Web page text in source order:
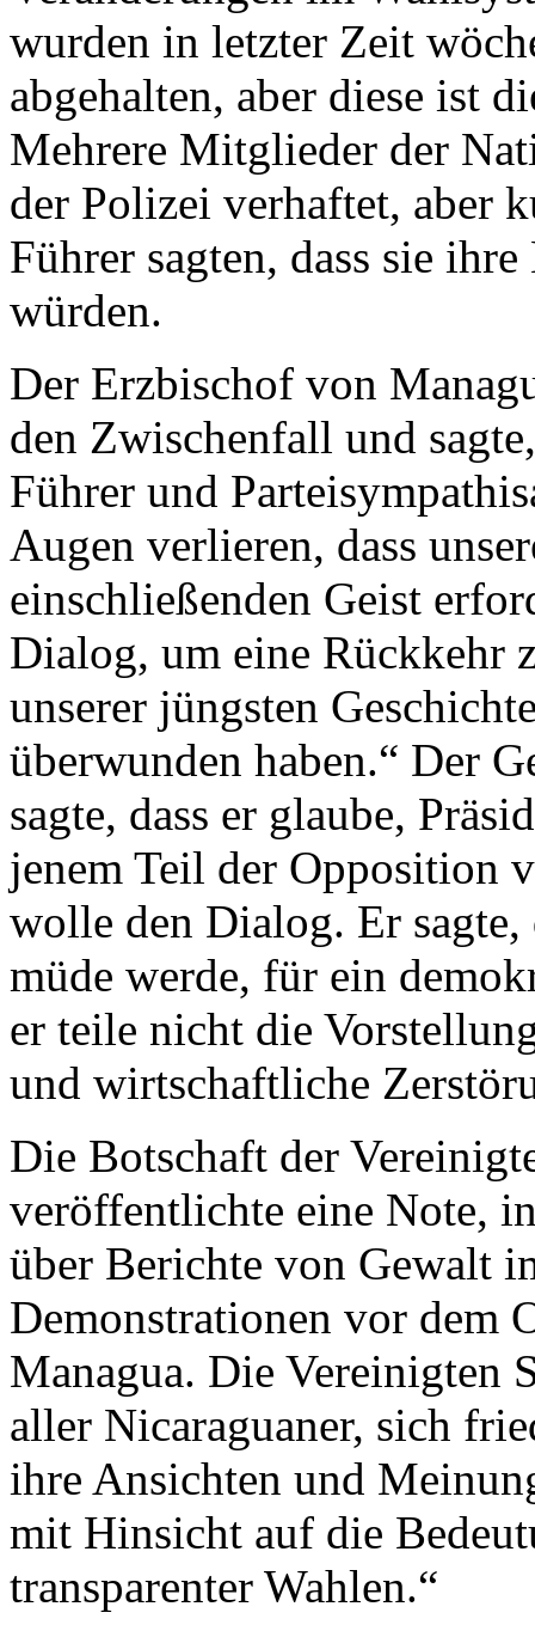
wurden in letzter Zeit
abgehalten, aber diese ist
Mehrere Mitglieder der
der Polizei verhaftet, aber
Führer sagten, dass sie
würden.
Der Erzbischof von
den Zwischenfall und
Führer und
Augen verlieren, dass
einschließenden Geist
Dialog, um eine Rückkehr
unserer jüngsten
überwunden haben.“ Der
sagte, dass er glaube,
jenem Teil der Opposition
wolle den Dialog. Er
müde werde, für ein
er teile nicht die
und wirtschaftliche
Die Botschaft der
veröffentlichte eine Note,
über Berichte von Gewalt
Demonstrationen vor dem
Managua. Die Vereinigten
aller Nicaraguaner, sich
ihre Ansichten und
mit Hinsicht auf die
transparenter Wahlen.“